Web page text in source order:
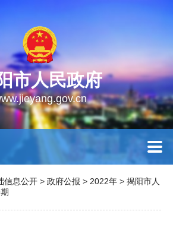
市人民政府
信息公开 > 政府公报 > 2022年 > 揭阳市人